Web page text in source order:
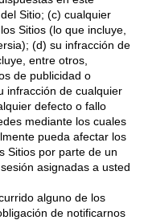
Sitio; (c) cualquier
Sitios (lo que incluye,
(d) su infracción de
entre otros,
de publicidad o
infracción de cualquier
defecto o fallo
mediante los cuales
pueda afectar los
Sitios por parte de un
asignadas a usted
alguno de los
de notificarnos